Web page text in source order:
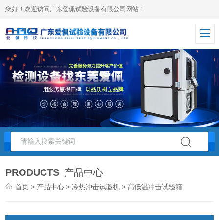
您好！欢迎访问广东爱佩试验设备有限公司网站！
PRODUCTS 产品中心
首页 > 产品中心 >冷热冲击试验机 > 高低温冲击试验箱